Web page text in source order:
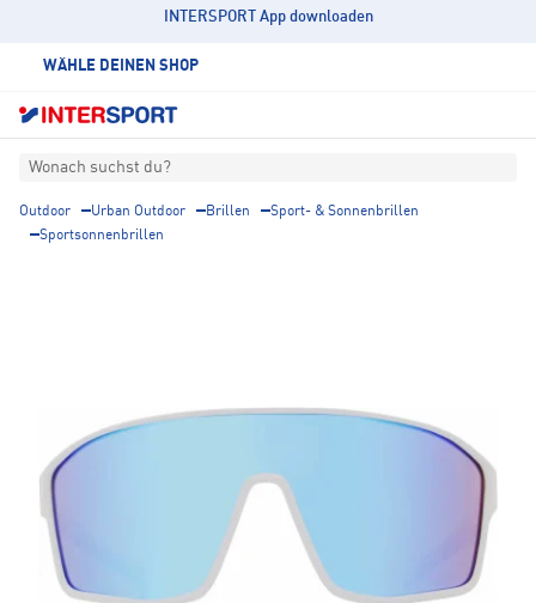
INTERSPORT App downloaden
WÄHLE DEINEN SHOP
Wonach suchst du?
Outdoor Urban Outdoor Brillen
Sport- & Sonnenbrillen
Sportsonnenbrillen